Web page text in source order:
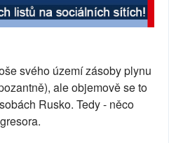
svého území zásoby plynu
ale objemově se to
Rusko. Tedy - něco